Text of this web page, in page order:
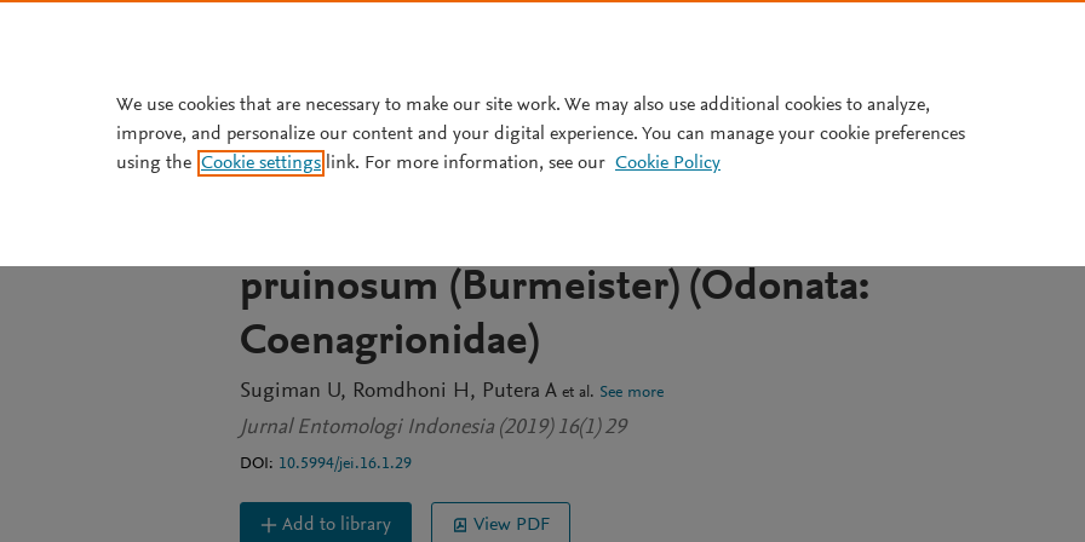
JOURNAL ARTICLE OPEN ACCESS
Perilaku bertelur dan pemilihan habitat
pruinosum (Burmeister) (Odonata:
Coenagrionidae)
Sugiman U Romdhoni H Putera A et al. See more
Jurnal Entomologi Indonesia (2019) 16(1) 29
DOI: 10.5994/jei.16.1.29
Add to library View PDF
We use cookies that are necessary to make our site work. We may also use additional cookies to analyze,
improve, and personalize our content and your digital experience. You can manage your cookie preferences
using the Cookie settings link. For more information, see our Cookie Policy